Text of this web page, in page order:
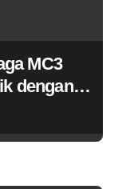
MC3
dengan